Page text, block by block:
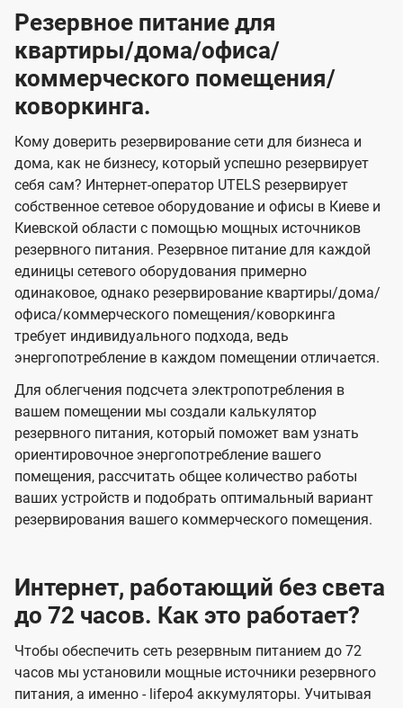
Резервное питание для
квартиры/дома/офиса/
коммерческого помещения/
коворкинга.
Кому доверить резервирование сети для бизнеса и
дома, как не бизнесу, который успешно резервирует
себя сам? Интернет-оператор UTELS резервирует
собственное сетевое оборудование и офисы в Киеве и
Киевской области с помощью мощных источников
резервного питания. Резервное питание для каждой
единицы сетевого оборудования примерно
одинаковое, однако резервирование квартиры/дома/
офиса/коммерческого помещения/коворкинга
требует индивидуального подхода, ведь
энергопотребление в каждом помещении отличается.
Для облегчения подсчета электропотребления в
вашем помещении мы создали калькулятор
резервного питания, который поможет вам узнать
ориентировочное энергопотребление вашего
помещения, рассчитать общее количество работы
ваших устройств и подобрать оптимальный вариант
резервирования вашего коммерческого помещения.
Интернет, работающий без света
до 72 часов. Как это работает?
Чтобы обеспечить сеть резервным питанием до 72
часов мы установили мощные источники резервного
питания, а именно - lifepo4 аккумуляторы. Учитывая